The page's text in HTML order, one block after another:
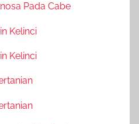
Pada Cabe
Kelinci
Kelinci